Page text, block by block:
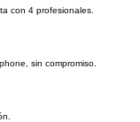
con 4 profesionales.
sin compromiso.